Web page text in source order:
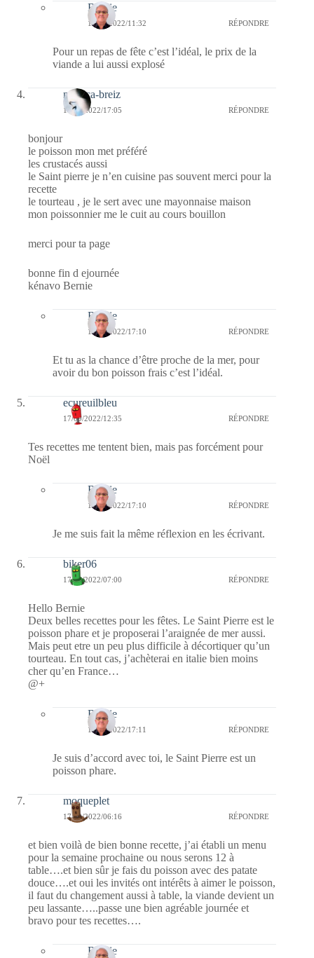
Bernie
18/09/2022/11:32 RÉPONDRE
Pour un repas de fête c’est l’idéal, le prix de la
viande a lui aussi explosé
monica-breiz
17/09/2022/17:05 RÉPONDRE
bonjour
le poisson mon met préféré
les crustacés aussi
le Saint pierre je n’en cuisine pas souvent merci pour la
recette
le tourteau , je le sert avec une mayonnaise maison
mon poissonnier me le cuit au cours bouillon
merci pour ta page
bonne fin d ejournée
kénavo Bernie
Bernie
17/09/2022/17:10 RÉPONDRE
Et tu as la chance d’être proche de la mer, pour
avoir du bon poisson frais c’est l’idéal.
ecureuilbleu
17/09/2022/12:35 RÉPONDRE
Tes recettes me tentent bien, mais pas forcément pour
Noël
Bernie
17/09/2022/17:10 RÉPONDRE
Je me suis fait la même réflexion en les écrivant.
biker06
17/09/2022/07:00 RÉPONDRE
Hello Bernie
Deux belles recettes pour les fêtes. Le Saint Pierre est le
poisson phare et je proposerai l’araignée de mer aussi.
Mais peut etre un peu plus difficile à décortiquer qu’un
tourteau. En tout cas, j’achèterai en italie bien moins
cher qu’en France…
@+
Bernie
17/09/2022/17:11 RÉPONDRE
Je suis d’accord avec toi, le Saint Pierre est un
poisson phare.
moqueplet
17/09/2022/06:16 RÉPONDRE
et bien voilà de bien bonne recette, j’ai établi un menu
pour la semaine prochaine ou nous serons 12 à
table….et bien sûr je fais du poisson avec des patate
douce….et oui les invités ont intérêts à aimer le poisson,
il faut du changement aussi à table, la viande devient un
peu lassante…..passe une bien agréable journée et
bravo pour tes recettes….
Bernie